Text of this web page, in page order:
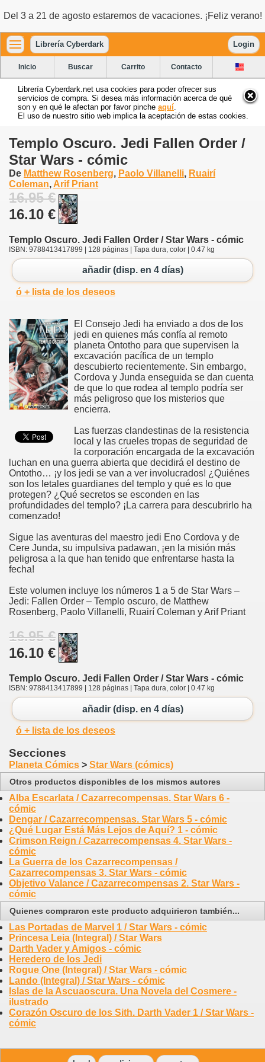
Del 3 a 21 de agosto estaremos de vacaciones. ¡Feliz verano!
Librería Cyberdark Login
Inicio Buscar Carrito Contacto
Librería Cyberdark.net usa cookies para poder ofrecer sus
servicios de compra. Si desea más información acerca de qué
son y en qué le afectan por favor pinche aquí
El uso de nuestro sitio web implica la aceptación de estas cookies.
Templo Oscuro. Jedi Fallen Order /
Star Wars - cómic
De Matthew Rosenberg, Paolo Villanelli, Ruairí
Coleman, Arif Priant
16.95 €
16.10 €
Templo Oscuro. Jedi Fallen Order / Star Wars - cómic
ISBN: 9788413417899 | 128 páginas | Tapa dura, color | 0.47 kg
añadir (disp. en 4 días)
ó + lista de los deseos
El Consejo Jedi ha enviado a dos de los
jedi en quienes más confía al remoto
planeta Ontotho para que supervisen la
excavación pacífica de un templo
descubierto recientemente. Sin embargo,
Cordova y Junda enseguida se dan cuenta
de que lo que rodea al templo podría ser
más peligroso que los misterios que
encierra.
Las fuerzas clandestinas de la resistencia
local y las crueles tropas de seguridad de
la corporación encargada de la excavación
luchan en una guerra abierta que decidirá el destino de
Ontotho… ¡y los jedi se van a ver involucrados! ¿Quiénes
son los letales guardianes del templo y qué es lo que
protegen? ¿Qué secretos se esconden en las
profundidades del templo? ¡La carrera para descubrirlo ha
comenzado!
Sigue las aventuras del maestro jedi Eno Cordova y de
Cere Junda, su impulsiva padawan, ¡en la misión más
peligrosa a la que han tenido que enfrentarse hasta la
fecha!
Este volumen incluye los números 1 a 5 de Star Wars –
Jedi: Fallen Order – Templo oscuro, de Matthew
Rosenberg, Paolo Villanelli, Ruairí Coleman y Arif Priant
16.95 €
16.10 €
Templo Oscuro. Jedi Fallen Order / Star Wars - cómic
ISBN: 9788413417899 | 128 páginas | Tapa dura, color | 0.47 kg
añadir (disp. en 4 días)
ó + lista de los deseos
Secciones
Planeta Cómics > Star Wars (cómics)
Otros productos disponibles de los mismos autores
Alba Escarlata / Cazarrecompensas. Star Wars 6 -
cómic
Dengar / Cazarrecompensas. Star Wars 5 - cómic
¿Qué Lugar Está Más Lejos de Aquí? 1 - cómic
Crimson Reign / Cazarrecompensas 4. Star Wars -
cómic
La Guerra de los Cazarrecompensas /
Cazarrecompensas 3. Star Wars - cómic
Objetivo Valance / Cazarrecompensas 2. Star Wars -
cómic
Quienes compraron este producto adquirieron también...
Las Portadas de Marvel 1 / Star Wars - cómic
Princesa Leia (Integral) / Star Wars
Darth Vader y Amigos - cómic
Heredero de los Jedi
Rogue One (Integral) / Star Wars - cómic
Lando (Integral) / Star Wars - cómic
Islas de la Ascuaoscura. Una Novela del Cosmere -
ilustrado
Corazón Oscuro de los Sith. Darth Vader 1 / Star Wars -
cómic